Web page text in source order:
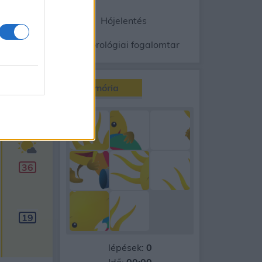
Hójelentés
Meteorológiai fogalomtar
36
19
Memória
lépések: 0